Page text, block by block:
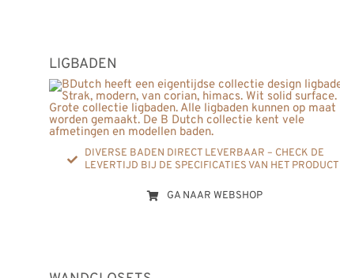
LIGBADEN
DIVERSE BADEN DIRECT LEVERBAAR – CHECK DE
LEVERTIJD BIJ DE SPECIFICATIES VAN HET PRODUCT
GA NAAR WEBSHOP